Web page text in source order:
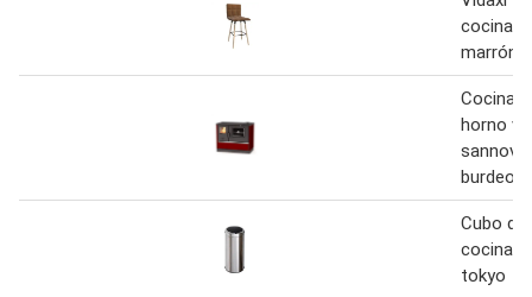
cocina
marrón
Cocina
horno
burdeos
Cubo de
cocina
tokyo